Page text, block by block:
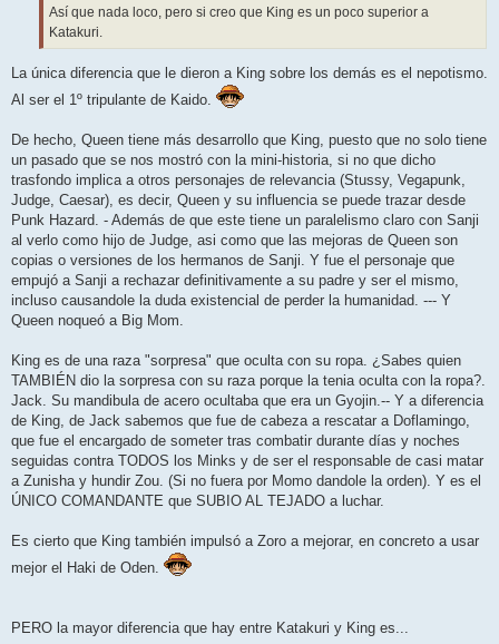
Así que nada loco, pero si creo que King es un poco superior a
Katakuri.
La única diferencia que le dieron a King sobre los demás es el nepotismo.
Al ser el 1º tripulante de Kaido.
De hecho, Queen tiene más desarrollo que King, puesto que no solo tiene
un pasado que se nos mostró con la mini-historia, si no que dicho
trasfondo implica a otros personajes de relevancia (Stussy, Vegapunk,
Judge, Caesar), es decir, Queen y su influencia se puede trazar desde
Punk Hazard. - Además de que este tiene un paralelismo claro con Sanji
al verlo como hijo de Judge, asi como que las mejoras de Queen son
copias o versiones de los hermanos de Sanji. Y fue el personaje que
empujó a Sanji a rechazar definitivamente a su padre y ser el mismo,
incluso causandole la duda existencial de perder la humanidad. --- Y
Queen noqueó a Big Mom.
King es de una raza "sorpresa" que oculta con su ropa. ¿Sabes quien
TAMBIÉN dio la sorpresa con su raza porque la tenia oculta con la ropa?.
Jack. Su mandibula de acero ocultaba que era un Gyojin.-- Y a diferencia
de King, de Jack sabemos que fue de cabeza a rescatar a Doflamingo,
que fue el encargado de someter tras combatir durante días y noches
seguidas contra TODOS los Minks y de ser el responsable de casi matar
a Zunisha y hundir Zou. (Si no fuera por Momo dandole la orden). Y es el
ÚNICO COMANDANTE que SUBIO AL TEJADO a luchar.
Es cierto que King también impulsó a Zoro a mejorar, en concreto a usar
mejor el Haki de Oden.
PERO la mayor diferencia que hay entre Katakuri y King es...